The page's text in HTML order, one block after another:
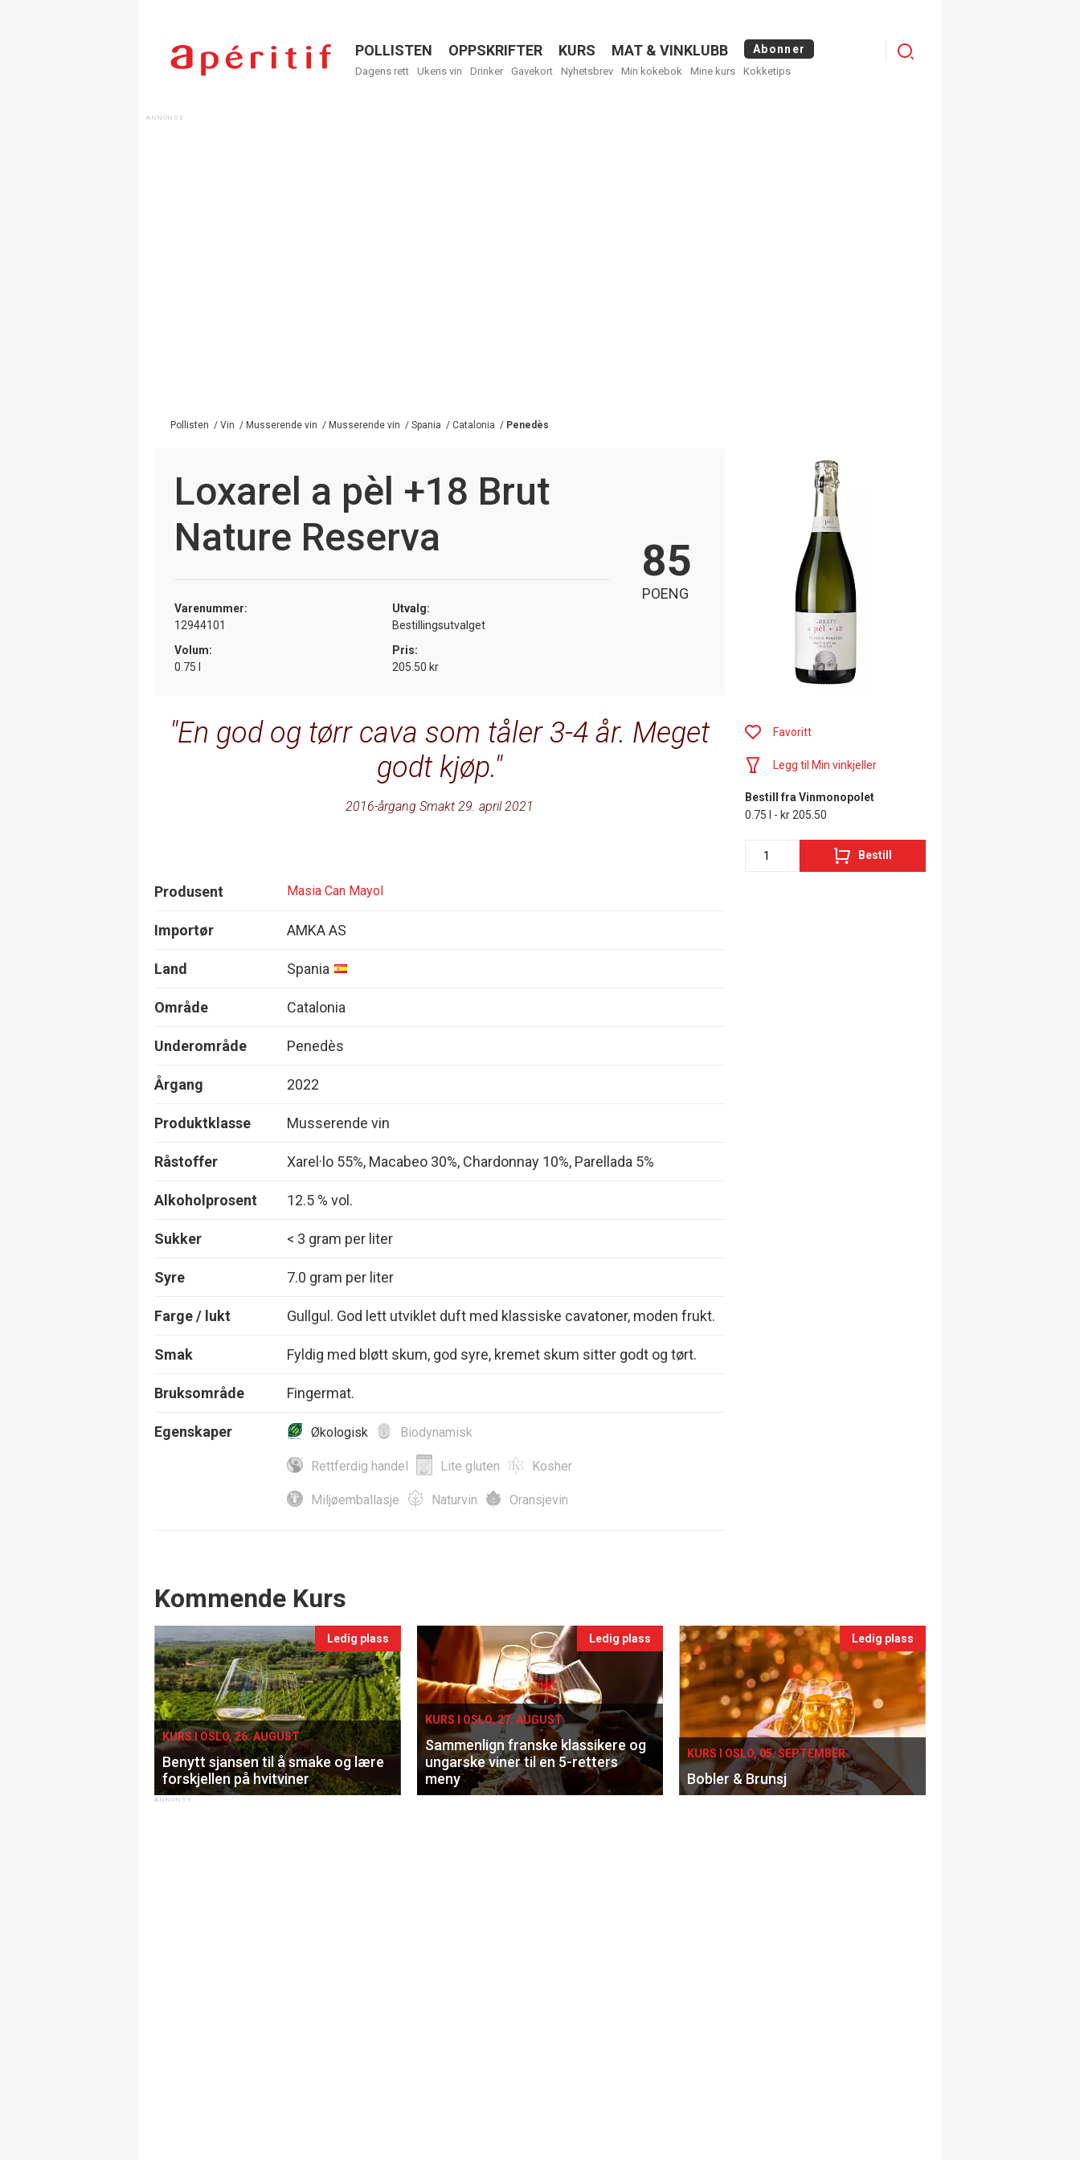
Menu
POLLISTEN OPPSKRIFTER KURS MAT & VINKLUBB Abonner
Dagens rett Ukens vin Drinker Gavekort Nyhetsbrev Min kokebok Mine kurs Kokketips
Menu
Pollisten / Vin / Musserende vin / Musserende vin / Spania / Catalonia / Penedès
Loxarel a pèl +18 Brut
Nature Reserva
Varenummer:
12944101
Utvalg:
Bestillingsutvalget
Volum:
0.75 l
Pris:
205.50 kr
85
POENG
En god og tørr cava som tåler 3-4 år. Meget
godt kjøp.
2016-årgang Smakt 29. april 2021
Produsent Masia Can Mayol
Importør AMKA AS
Land Spania
Område Catalonia
Underområde Penedès
Årgang 2022
Produktklasse Musserende vin
Råstoffer Xarel·lo 55%, Macabeo 30%, Chardonnay 10%, Parellada 5%
Alkoholprosent 12.5 % vol.
Sukker < 3 gram per liter
Syre 7.0 gram per liter
Farge / lukt Gullgul. God lett utviklet duft med klassiske cavatoner, moden frukt.
Smak Fyldig med bløtt skum, god syre, kremet skum sitter godt og tørt.
Bruksområde Fingermat.
Egenskaper Økologisk Biodynamisk
Rettferdig handel Lite gluten Kosher
Miljøemballasje Naturvin Oransjevin
Favoritt
Legg til Min vinkjeller
Bestill fra Vinmonopolet
0.75 l - kr 205.50
Bestill
Events
Kommende Kurs
Ledig plass
KURS I OSLO, 26. AUGUST
Benytt sjansen til å smake og lære
forskjellen på hvitviner
Ledig plass
KURS I OSLO, 27. AUGUST
Sammenlign franske klassikere og
ungarske viner til en 5-retters
meny
Ledig plass
KURS I OSLO, 05. SEPTEMBER
Bobler & Brunsj